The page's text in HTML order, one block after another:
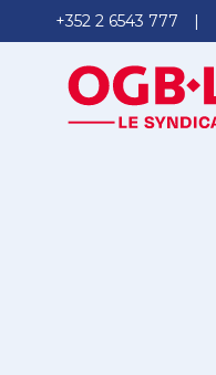
+352 2 6543 777